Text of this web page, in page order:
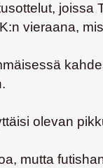
vieraana,
olevan
mutta